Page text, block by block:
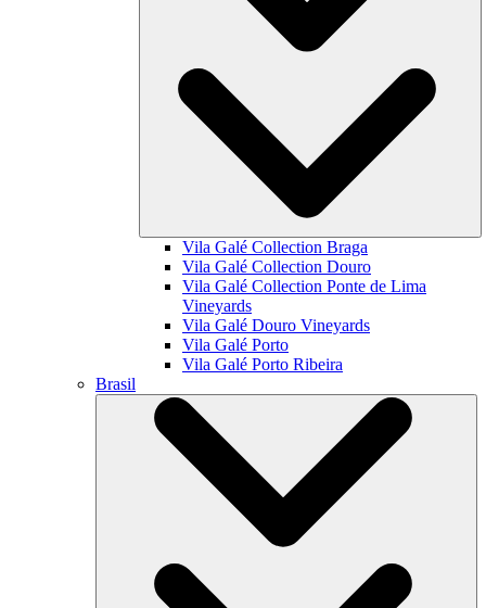
Vila Galé Collection Braga
Vila Galé Collection Douro
Vila Galé Collection Ponte de Lima
Vineyards
Vila Galé Douro Vineyards
Vila Galé Porto
Vila Galé Porto Ribeira
Brasil